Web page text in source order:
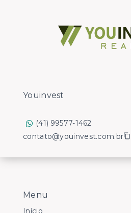
Menu
Início
Youinvest
(41) 99577-1462
contato@youinvest.com.br